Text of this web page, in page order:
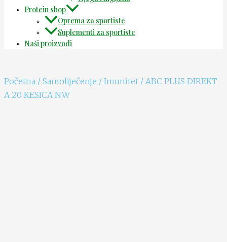
Protein shop
Oprema za sportiste
Suplementi za sportiste
Naši proizvodi
Početna / Samoliječenje / Imunitet / ABC PLUS DIREKT
A 20 KESICA NW